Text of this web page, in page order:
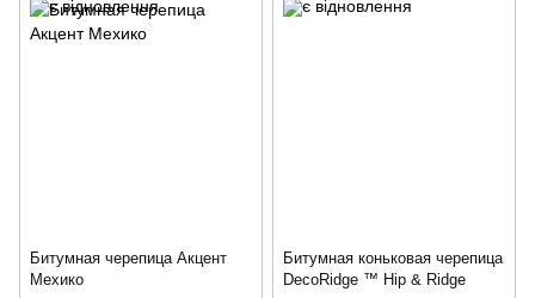
Битумная черепица Акцент
Мехико
Битумная коньковая черепица
DecoRidge ™ Hip & Ridge